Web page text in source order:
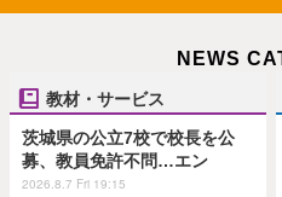
NEWS
教材・サービス
茨城県の公立7校で校長を公
募、教員免許不問…エン
2026.8.7 Fri 19:15